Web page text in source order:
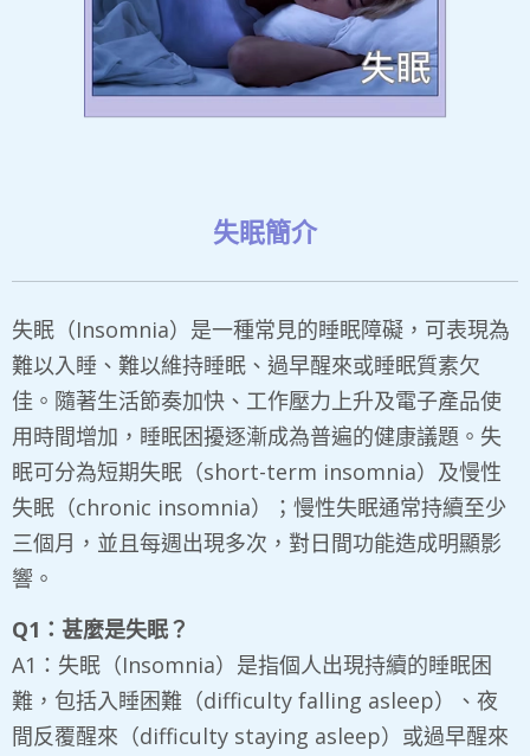
失眠簡介
失眠（Insomnia）是一種常見的睡眠障礙，可表現為
難以入睡、難以維持睡眠、過早醒來或睡眠質素欠
佳。隨著生活節奏加快、工作壓力上升及電子產品使
用時間增加，睡眠困擾逐漸成為普遍的健康議題。失
眠可分為短期失眠（short-term insomnia）及慢性
失眠（chronic insomnia）；慢性失眠通常持續至少
三個月，並且每週出現多次，對日間功能造成明顯影
響。
Q1：甚麼是失眠？
A1：失眠（Insomnia）是指個人出現持續的睡眠困
難，包括入睡困難（difficulty falling asleep）、夜
間反覆醒來（difficulty staying asleep）或過早醒來